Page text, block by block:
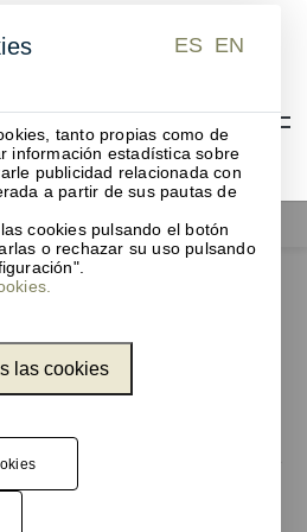
Accesorios de oficina
minimalista, está
una iluminación eficaz
perfecta para oficinas o
garantiza una
ES EN
tanto propias como de
información estadística sobre
publicidad relacionada con
a partir de sus pautas de
cookies pulsando el botón
o rechazar su uso pulsando
las cookies